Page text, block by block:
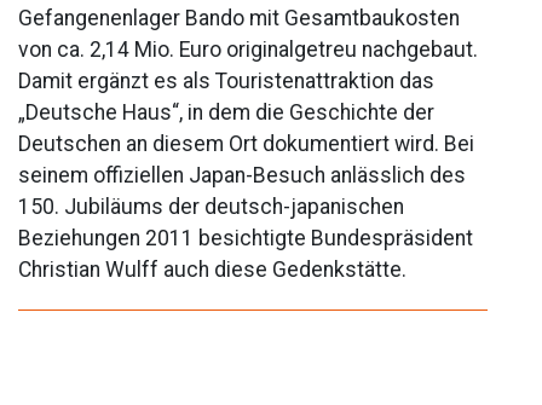
Gefangenenlager Bando mit Gesamtbaukosten
von ca. 2,14 Mio. Euro originalgetreu nachgebaut.
Damit ergänzt es als Touristenattraktion das
„Deutsche Haus“, in dem die Geschichte der
Deutschen an diesem Ort dokumentiert wird. Bei
seinem offiziellen Japan-Besuch anlässlich des
150. Jubiläums der deutsch-japanischen
Beziehungen 2011 besichtigte Bundespräsident
Christian Wulff auch diese Gedenkstätte.